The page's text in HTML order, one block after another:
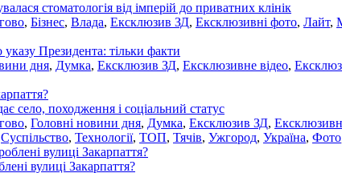
стоматологія від імперій до приватних клінік
, Бізнес, Влада, Ексклюзив ЗД, Ексклюзивні фото, Лайт,
Президента: тільки факти
дня, Думка, Ексклюзив ЗД, Ексклюзивне відео,
село, походження і соціальний статус
, Головні новини дня, Думка, Ексклюзив ЗД,
Суспільство, Технології, ТОП, Тячів, Ужгород, Україна, Фото
вулиці Закарпаття?